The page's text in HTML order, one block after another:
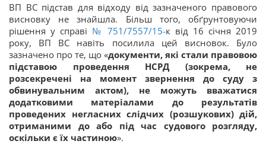
ВП ВС підстав для відходу від зазначеного правового
висновку не знайшла. Більш того, обґрунтовуючи
рішення у справі № 751/7557/15-к від 16 січня 2019
року, ВП ВС навіть посилила цей висновок. Було
зазначено про те, що «документи, які стали правовою
підставою проведення НСРД (зокрема, не
розсекречені на момент звернення до суду з
обвинувальним актом), не можуть вважатися
додатковими матеріалами до результатів
проведених негласних слідчих (розшукових) дій,
отриманими до або під час судового розгляду,
оскільки є їх частиною».